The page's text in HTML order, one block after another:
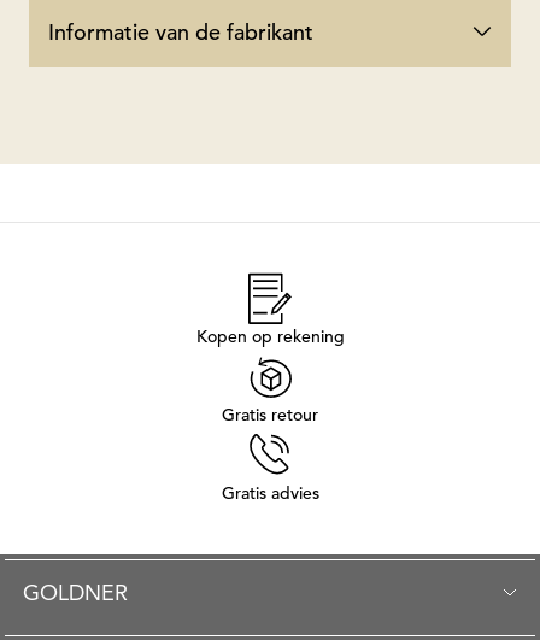
Informatie van de fabrikant
Kopen op rekening
Gratis retour
Gratis advies
GOLDNER